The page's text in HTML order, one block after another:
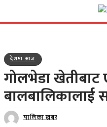
देशमा आज
गोलभेडा
बालबालिकालाई
पालिका खबर